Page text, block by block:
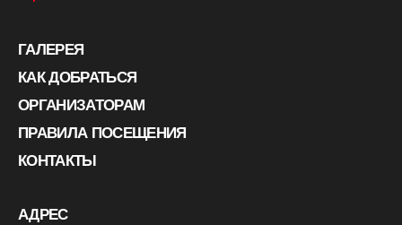
АДРЕС
ГАЛЕРЕЯ
КАК ДОБРАТЬСЯ
ОРГАНИЗАТОРАМ
ПРАВИЛА ПОСЕЩЕНИЯ
КОНТАКТЫ